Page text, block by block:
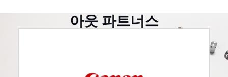
아웃 파트너스